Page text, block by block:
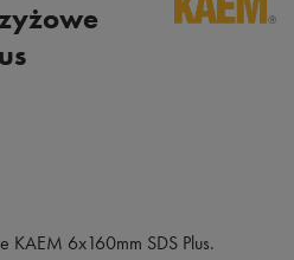
KAEM 6x160mm SDS Plus.